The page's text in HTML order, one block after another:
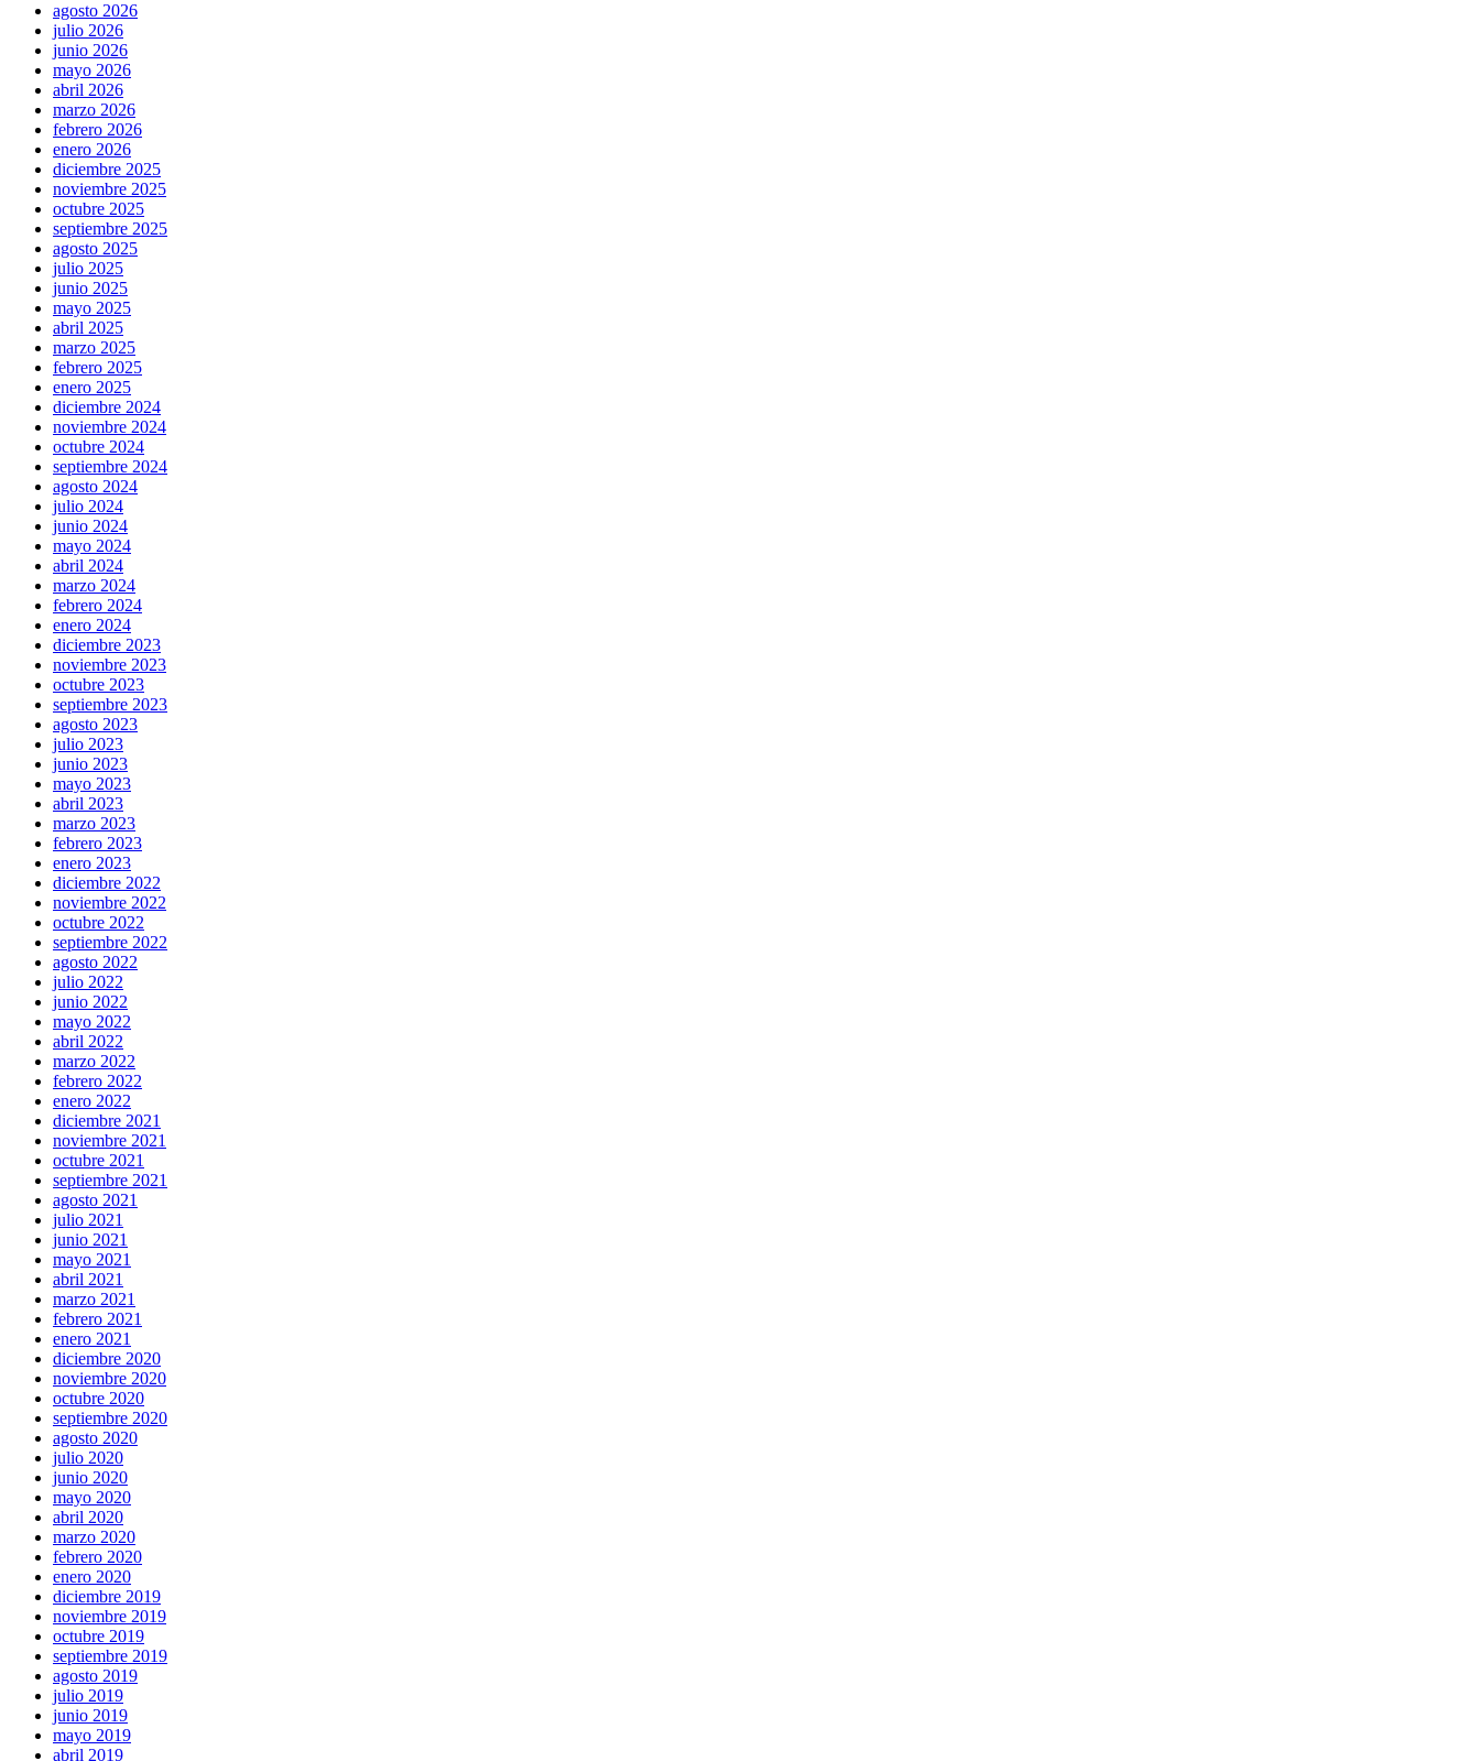
agosto 2026
julio 2026
junio 2026
mayo 2026
abril 2026
marzo 2026
febrero 2026
enero 2026
diciembre 2025
noviembre 2025
octubre 2025
septiembre 2025
agosto 2025
julio 2025
junio 2025
mayo 2025
abril 2025
marzo 2025
febrero 2025
enero 2025
diciembre 2024
noviembre 2024
octubre 2024
septiembre 2024
agosto 2024
julio 2024
junio 2024
mayo 2024
abril 2024
marzo 2024
febrero 2024
enero 2024
diciembre 2023
noviembre 2023
octubre 2023
septiembre 2023
agosto 2023
julio 2023
junio 2023
mayo 2023
abril 2023
marzo 2023
febrero 2023
enero 2023
diciembre 2022
noviembre 2022
octubre 2022
septiembre 2022
agosto 2022
julio 2022
junio 2022
mayo 2022
abril 2022
marzo 2022
febrero 2022
enero 2022
diciembre 2021
noviembre 2021
octubre 2021
septiembre 2021
agosto 2021
julio 2021
junio 2021
mayo 2021
abril 2021
marzo 2021
febrero 2021
enero 2021
diciembre 2020
noviembre 2020
octubre 2020
septiembre 2020
agosto 2020
julio 2020
junio 2020
mayo 2020
abril 2020
marzo 2020
febrero 2020
enero 2020
diciembre 2019
noviembre 2019
octubre 2019
septiembre 2019
agosto 2019
julio 2019
junio 2019
mayo 2019
abril 2019